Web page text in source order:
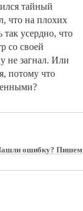
тайный
что на плохих
усердно, что
со своей
не загнал. Или
потому что
ошибку? Пишем